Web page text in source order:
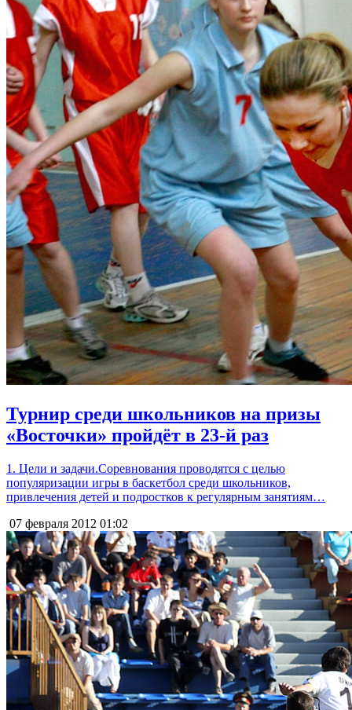
Турнир среди школьников на призы
«Восточки» пройдёт в 23-й раз
1. Цели и задачи.Соревнования проводятся с целью
популяризации игры в баскетбол среди школьников,
привлечения детей и подростков к регулярным занятиям…
07 февраля 2012 01:02